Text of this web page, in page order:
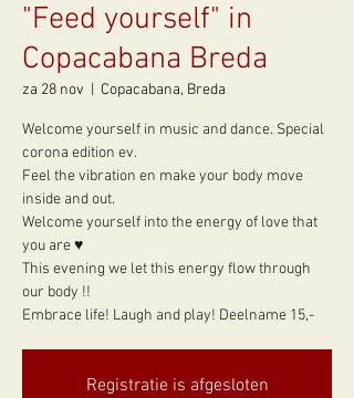
"Feed yourself" in
Copacabana Breda
za 28 nov Copacabana, Breda
Welcome yourself in music and dance. Special
corona edition ev.
Feel the vibration en make your body move
inside and out.
Welcome yourself into the energy of love that
you are ♥
This evening we let this energy flow through
our body !!
Embrace life! Laugh and play! Deelname 15,-
Registratie is afgesloten